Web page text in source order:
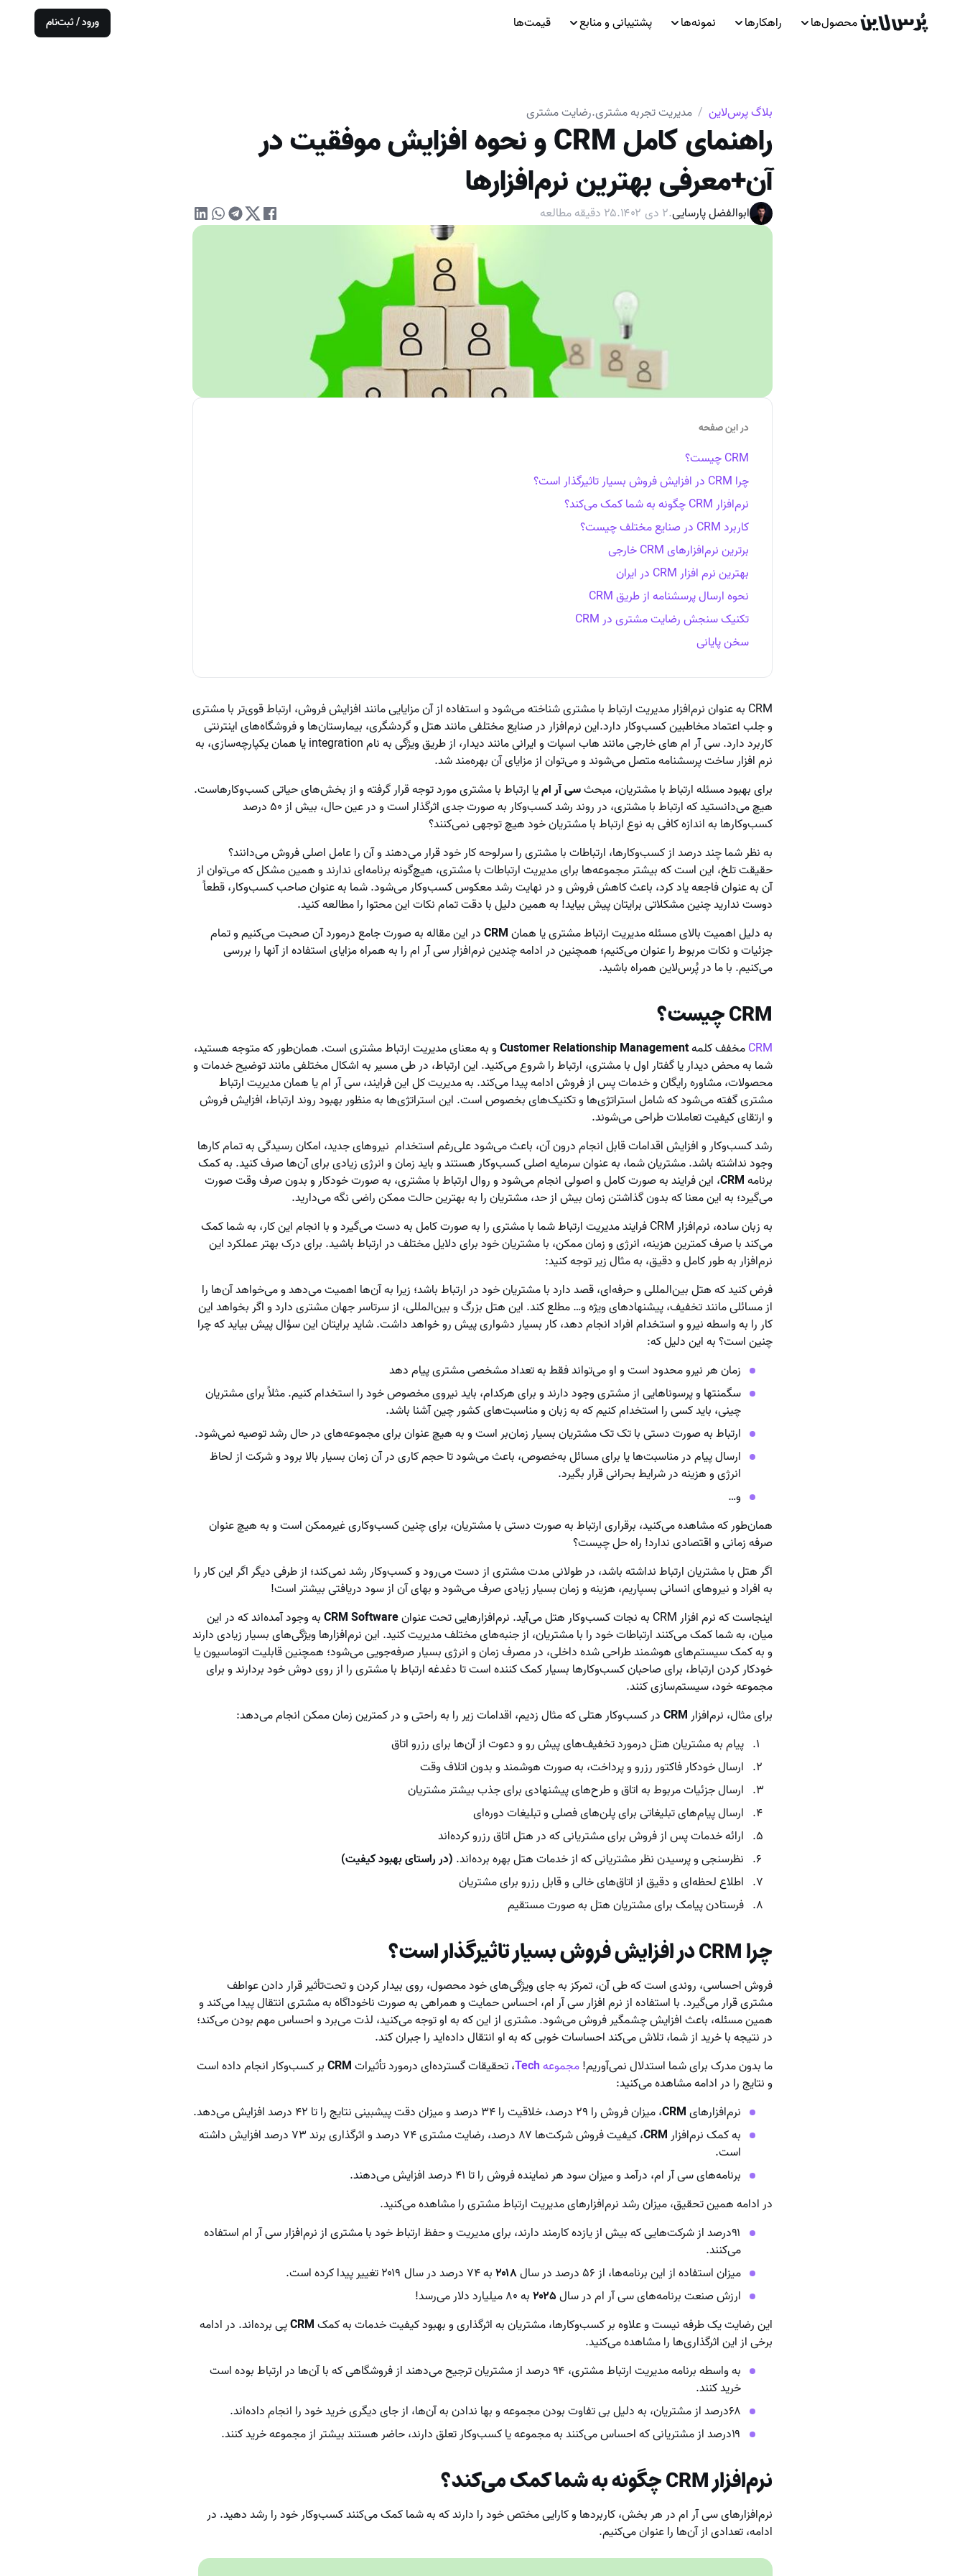
محصول‌ها راهکارها نمونه‌ها پشتیبانی و منابع قیمت‌ها ورود / ثبت‌نام
بلاگ پرس‌لاین / مدیریت تجربه مشتری.رضایت مشتری
راهنمای کامل CRM و نحوه افزایش موفقیت در
آن+معرفی بهترین نرم‌افزارها
ابوالفضل پارسایی.۲ دی ۱۴۰۲ .۲۵ دقیقه مطالعه
در این صفحه
CRM چیست؟
چرا CRM در افزایش فروش بسیار تاثیرگذار است؟
نرم‌افزار CRM چگونه به شما کمک می‌کند؟
کاربرد CRM در صنایع مختلف چیست؟
برترین نرم‌افزارهای CRM خارجی
بهترین نرم افزار CRM در ایران
نحوه ارسال پرسشنامه از طریق CRM
تکنیک سنجش رضایت مشتری در CRM
سخن پایانی
CRM به عنوان نرم‌افزار مدیریت ارتباط با مشتری شناخته می‌شود و استفاده از آن مزایایی مانند افزایش فروش، ارتباط قوی‌تر با مشتری
و جلب اعتماد مخاطبین کسب‌وکار دارد.این نرم‌افزار در صنایع مختلفی مانند هتل‌ و گردشگری، بیمارستان‌ها و فروشگاه‌های اینترنتی
کاربرد دارد. سی‌ آر ام‌ های خارجی مانند هاب اسپات و ایرانی مانند دیدار، از طریق ویژگی به نام integration یا همان یکپارچه‌سازی، به
نرم افزار ساخت پرسشنامه متصل می‌شوند و می‌توان از مزایای آن بهره‌مند شد.
برای بهبود مسئله ارتباط با مشتریان، مبحثسی آر امیا ارتباط با مشتری مورد توجه قرار گرفته و از بخش‌های حیاتی کسب‌وکارهاست.
هیچ می‌دانستید که ارتباط با مشتری، در روند رشد کسب‌وکار به صورت جدی اثرگذار است و در عین حال، بیش از ۵۰ درصد
کسب‌وکارها به اندازه کافی به نوع ارتباط با مشتریان خود هیچ توجهی نمی‌کنند؟
به نظر شما چند درصد از کسب‌وکارها، ارتباطات با مشتری را سرلوحه کار خود قرار می‌دهند و آن را عامل اصلی فروش می‌دانند؟
حقیقت تلخ، این است که بیشتر مجموعه‌ها برای مدیریت ارتباطات با مشتری، هیچ‌گونه برنامه‌ای ندارند و همین مشکل که می‌توان از
آن به عنوان فاجعه یاد کرد، باعث کاهش فروش و در نهایت رشد معکوس کسب‌وکار می‌شود. شما به عنوان صاحب کسب‌وکار، قطعاً
دوست ندارید چنین مشکلاتی برایتان پیش بیاید! به همین دلیل با دقت تمام نکات این محتوا را مطالعه کنید.
به دلیل اهمیت بالای مسئله مدیریت ارتباط مشتری یا همانCRMدر این مقاله به صورت جامع درمورد آن صحبت می‌کنیم و تمام
جزئیات و نکات مربوط را عنوان می‌کنیم؛ همچنین در ادامه چندین نرم‌افزار سی آر ام را به همراه مزایای استفاده از آنها را بررسی
می‌کنیم. با ما در پُرس‌لاین همراه باشید.
CRM چیست؟
CRMمخفف کلمهCustomer Relationship Managementو به معنای مدیریت ارتباط مشتری است. همان‌طور که متوجه هستید،
شما به محض دیدار یا گفتار اول با مشتری، ارتباط را شروع می‌کنید. این ارتباط، در طی مسیر به اشکال مختلفی مانند توضیح خدمات و
محصولات، مشاوره رایگان و خدمات پس از فروش ادامه پیدا می‌کند. به مدیریت کل این فرایند، سی آر ام یا همان مدیریت ارتباط
مشتری گفته می‌شود که شامل استراتژی‌ها و تکنیک‌های بخصوص است. این استراتژی‌ها به منظور بهبود روند ارتباط، افزایش فروش
و ارتقای کیفیت تعاملات طراحی می‌شوند.
رشد کسب‌وکار و افزایش اقدامات قابل انجام درون آن، باعث می‌شود علی‌رغم استخدام نیروهای جدید، امکان رسیدگی به تمام کارها
وجود نداشته باشد. مشتریان شما، به عنوان سرمایه اصلی کسب‌وکار هستند و باید زمان و انرژی زیادی برای آن‌ها صرف کنید. به کمک
برنامهCRM، این فرایند به صورت کامل و اصولی انجام می‌شود و روال ارتباط با مشتری، به صورت خودکار و بدون صرف وقت صورت
می‌گیرد؛ به این معنا که بدون گذاشتن زمان بیش از حد، مشتریان را به بهترین حالت ممکن راضی نگه می‌دارید.
به زبان ساده، نرم‌افزار CRM فرایند مدیریت ارتباط شما با مشتری را به صورت کامل به دست می‌گیرد و با انجام این کار، به شما کمک
می‌کند با صرف کمترین هزینه، انرژی و زمان ممکن، با مشتریان خود برای دلایل مختلف در ارتباط باشید. برای درک بهتر عملکرد این
نرم‌افزار به طور کامل و دقیق، به مثال زیر توجه کنید:
فرض کنید که هتل بین‌المللی و حرفه‌ای، قصد دارد با مشتریان خود در ارتباط باشد؛ زیرا به آن‌ها اهمیت می‌دهد و می‌خواهد آن‌ها را
از مسائلی مانند تخفیف، پیشنهاد‌های ویژه و… مطلع کند. این هتل بزرگ و بین‌المللی، از سرتاسر جهان مشتری دارد و اگر بخواهد این
کار را به واسطه نیرو و استخدام افراد انجام دهد، کار بسیار دشواری پیش رو خواهد داشت. شاید برایتان این سؤال پیش بیاید که چرا
چنین است؟ به این دلیل که:
زمان هر نیرو محدود است و او می‌تواند فقط به تعداد مشخصی مشتری پیام دهد
سگمنتها و پرسوناهایی از مشتری وجود دارند و برای هرکدام، باید نیروی مخصوص خود را استخدام کنیم. مثلاً برای مشتریان
چینی، باید کسی را استخدام کنیم که به زبان و مناسبت‌های کشور چین آشنا باشد.
ارتباط به صورت دستی با تک تک مشتریان بسیار زمان‌بر است و به هیچ عنوان برای مجموعه‌های در حال رشد توصیه نمی‌شود.
ارسال پیام‌ در مناسبت‌ها یا برای مسائل به‌خصوص، باعث می‌شود تا حجم کاری در آن زمان بسیار بالا برود و شرکت از لحاظ
انرژی و هزینه در شرایط بحرانی قرار بگیرد.
و…
همان‌طور که مشاهده می‌کنید، برقراری ارتباط به صورت دستی با مشتریان، برای چنین کسب‌وکاری غیرممکن است و به هیچ عنوان
صرفه زمانی و اقتصادی ندارد! راه حل چیست؟
اگر هتل با مشتریان ارتباط نداشته باشد، در طولانی مدت مشتری از دست می‌رود و کسب‌وکار رشد نمی‌کند؛ از طرفی دیگر اگر این کار را
به افراد و نیروهای انسانی بسپاریم، هزینه و زمان بسیار زیادی صرف می‌شود و بهای آن از سود دریافتی بیشتر است!
اینجاست که نرم‌ افزار CRM به نجات کسب‌وکار هتل می‌آید. نرم‌افزارهایی تحت عنوان
CRM Softwareبه وجود آمده‌اند که در این
میان، به شما کمک می‌کنند ارتباطات خود را با مشتریان، از جنبه‌های مختلف مدیریت کنید. این نرم‌افزار‌ها ویژگی‌های بسیار زیادی دارند
و به کمک سیستم‌های هوشمند طراحی شده داخلی، در مصرف زمان و انرژی بسیار صرفه‌جویی می‌شود؛ همچنین قابلیت اتوماسیون یا
خودکار کردن ارتباط، برای صاحبان کسب‌وکارها بسیار کمک کننده است تا دغدغه ارتباط با مشتری را از روی دوش خود بردارند و برای
مجموعه خود، سیستم‌سازی کنند.
برای مثال، نرم‌افزارCRMدر کسب‌وکار هتلی که مثال زدیم، اقدامات زیر را به راحتی و در کمترین زمان ممکن انجام می‌دهد:
پیام به مشتریان هتل درمورد تخفیف‌های پیش رو و دعوت از آن‌ها برای رزرو اتاق
ارسال خودکار فاکتور رزرو و پرداخت، به صورت هوشمند و بدون اتلاف وقت
ارسال جزئیات مربوط به اتاق و طرح‌های پیشنهادی برای جذب بیشتر مشتریان
ارسال پیام‌های تبلیغاتی برای پلن‌های فصلی و تبلیغات دوره‌ای
ارائه خدمات پس از فروش برای مشتریانی که در هتل اتاق رزرو کرده‌اند
نظرسنجی و پرسیدن نظر مشتریانی که از خدمات هتل بهره برده‌اند. (در راستای بهبود کیفیت)
اطلاع لحظه‌ای و دقیق از اتاق‌های خالی و قابل رزرو برای مشتریان
فرستادن پیامک برای مشتریان هتل به صورت مستقیم
چرا CRM در افزایش فروش بسیار تاثیرگذار است؟
فروش احساسی، روندی است که طی آن، تمرکز به جای ویژگی‌های خود محصول، روی بیدار کردن و تحت‌تأثیر قرار دادن عواطف
مشتری قرار می‌گیرد. با استفاده از نرم افزار سی آر ام، احساس حمایت و همراهی به صورت ناخوداگاه به مشتری انتقال پیدا می‌کند و
همین مسئله، باعث افزایش چشمگیر فروش می‌شود. مشتری از این که به او توجه می‌کنید، لذت می‌برد و احساس مهم بودن می‌کند؛
در نتیجه با خرید از شما، تلاش می‌کند احساسات خوبی که به او انتقال داده‌اید را جبران کند.
ما بدون مدرک برای شما استدلال نمی‌آوریم!مجموعهTech، تحقیقات گسترده‌ای درمورد تأثیراتCRMبر کسب‌وکار انجام داده است
و نتایج را در ادامه مشاهده می‌کنید:
نرم‌افزار‌هایCRM، میزان فروش را ۲۹ درصد، خلاقیت را ۳۴ درصد و میزان دقت پیشبینی نتایج را تا ۴۲ درصد افزایش می‌دهد.
به کمک نرم‌افزارCRM
، کیفیت فروش شرکت‌ها ۸۷ درصد، رضایت مشتری ۷۴ درصد و اثرگذاری برند ۷۳ درصد افزایش داشته
است.
برنامه‌های سی آر ام، درآمد و میزان سود هر نماینده فروش را تا ۴۱ درصد افزایش می‌دهند.
در ادامه همین تحقیق، میزان رشد نرم‌افزارهای مدیریت ارتباط مشتری را مشاهده می‌کنید.
۹۱درصد از شرکت‌هایی که بیش از یازده کارمند دارند، برای مدیریت و حفظ ارتباط خود با مشتری از نرم‌افزار سی آر ام استفاده
می‌کنند.
میزان استفاده از این برنامه‌ها، از ۵۶ درصد در سال
۲۰۱۸به ۷۴ درصد در سال ۲۰۱۹ تغییر پیدا کرده است.
ارزش صنعت برنامه‌های سی آر ام در سال۲۰۲۵به ۸۰ میلیارد دلار می‌رسد!
این رضایت یک طرفه نیست و علاوه بر کسب‌وکارها، مشتریان به اثرگذاری و بهبود کیفیت خدمات به کمکCRMپی برده‌اند. در ادامه
برخی از این اثرگذاری‌ها را مشاهده می‌کنید.
به واسطه برنامه‌ مدیریت ارتباط مشتری، ۹۴ درصد از مشتریان ترجیح می‌دهند از فروشگاهی که با آن‌ها در ارتباط بوده است
خرید کنند.
۶۸درصد از مشتریان، به دلیل بی تفاوت بودن مجموعه و بها ندادن به آن‌ها، از جای دیگری خرید خود را انجام داده‌اند.
۱۹درصد از مشتریانی که احساس می‌کنند به مجموعه یا کسب‌وکار تعلق دارند، حاضر هستند بیشتر از مجموعه خرید کنند.
نرم‌افزار CRM چگونه به شما کمک می‌کند؟
نرم‌افزارهای سی آر ام در هر بخش، کاربردها و کارایی مختص خود را دارند که به شما کمک می‌کنند کسب‌وکار خود را رشد دهید. در
ادامه، تعدادی از آن‌ها را عنوان می‌کنیم.